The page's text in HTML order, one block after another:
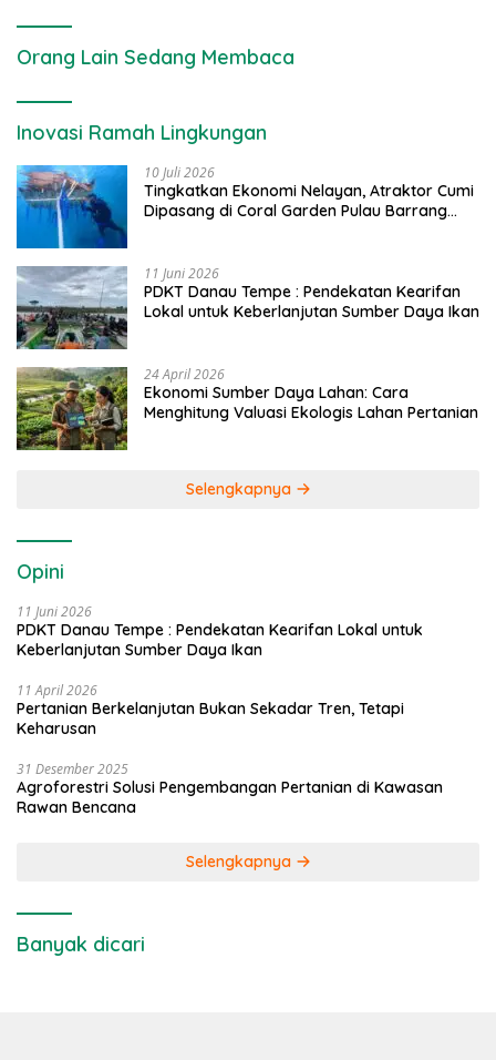
Orang Lain Sedang Membaca
Inovasi Ramah Lingkungan
10 Juli 2026
Tingkatkan Ekonomi Nelayan, Atraktor Cumi
Dipasang di Coral Garden Pulau Barrang
11 Juni 2026
PDKT Danau Tempe : Pendekatan Kearifan
Lokal untuk Keberlanjutan Sumber Daya Ikan
24 April 2026
Ekonomi Sumber Daya Lahan: Cara
Menghitung Valuasi Ekologis Lahan Pertanian
Selengkapnya
Opini
11 Juni 2026
PDKT Danau Tempe : Pendekatan Kearifan Lokal untuk
Keberlanjutan Sumber Daya Ikan
11 April 2026
Pertanian Berkelanjutan Bukan Sekadar Tren, Tetapi
Keharusan
31 Desember 2025
Agroforestri Solusi Pengembangan Pertanian di Kawasan
Rawan Bencana
Selengkapnya
Banyak dicari